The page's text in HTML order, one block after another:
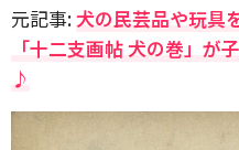
元記事:犬の民芸品や玩具
「十二支画帖 犬の巻」が
♪